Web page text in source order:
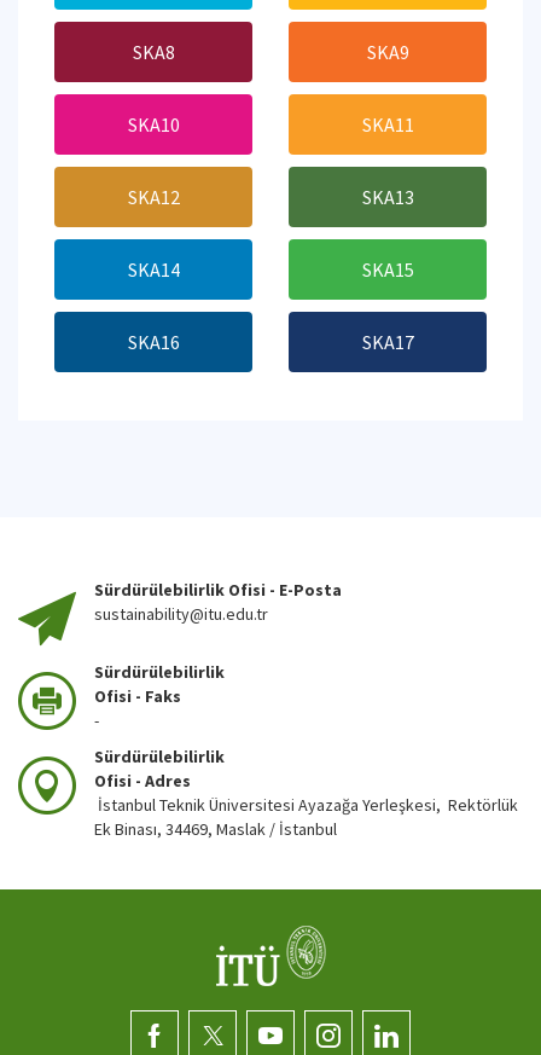
SKA8 SKA9
SKA10 SKA11
SKA12 SKA13
SKA14 SKA15
SKA16 SKA17
Sürdürülebilirlik Ofisi - E-Posta
sustainability@itu.edu.tr
Sürdürülebilirlik
Ofisi - Faks
-
Sürdürülebilirlik
Ofisi - Adres
İstanbul Teknik Üniversitesi Ayazağa Yerleşkesi, Rektörlük
Ek Binası, 34469, Maslak / İstanbul